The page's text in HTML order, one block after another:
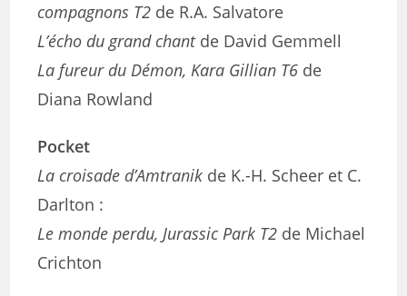
compagnons T2 de R.A. Salvatore
L’écho du grand chantde David Gemmell
La fureur du Démon, Kara Gillian T6 de
Diana Rowland
Pocket
La croisade d’Amtranik de K.-H. Scheer et C.
Darlton :
Le monde perdu, Jurassic Park T2 de Michael
Crichton